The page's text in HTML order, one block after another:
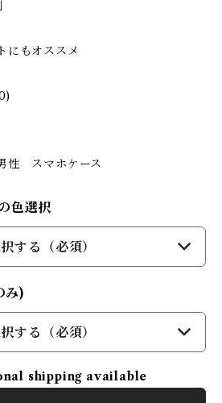
にもオススメ
性 スマホケース
色選択
する（必須）
み)
する（必須）
shipping available